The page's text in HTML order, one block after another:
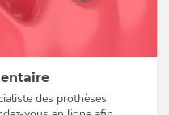
des prothèses